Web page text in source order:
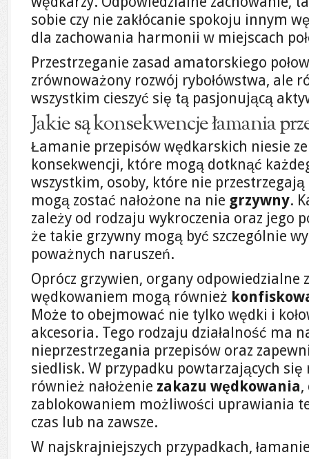
sobie czy nie zakłócanie spokoju innym
dla zachowania harmonii w miejscach
Przestrzeganie zasad amatorskiego
zrównoważony rozwój rybołówstwa, ale
wszystkim cieszyć się tą pasjonującą
Jakie są konsekwencje łamania
Łamanie przepisów wędkarskich niesie
konsekwencji, które mogą dotknąć
wszystkim, osoby, które nie
mogą zostać nałożone na nie grzywny.
zależy od rodzaju wykroczenia oraz jego
że takie grzywny mogą być szczególnie
poważnych naruszeń.
Oprócz grzywien, organy odpowiedzialne
wędkowaniem mogą również
Może to obejmować nie tylko wędki i
akcesoria. Tego rodzaju działalność ma
nieprzestrzegania przepisów oraz
siedlisk. W przypadku powtarzających
również nałożenie zakazu wędkowania,
zablokowaniem możliwości uprawiania
czas lub na zawsze.
W najskrajniejszych przypadkach,